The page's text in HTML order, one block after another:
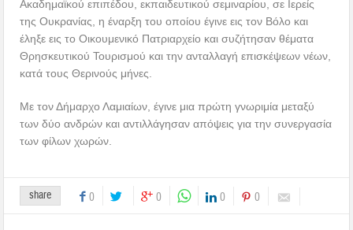
Ακαδημαϊκού επιπέδου, εκπαιδευτικού σεμιναρίου, σε Ιερείς
της Ουκρανίας, η έναρξη του οποίου έγινε εις τον Βόλο και
έληξε εις το Οικουμενικό Πατριαρχείο και συζήτησαν θέματα
Θρησκευτικού Τουρισμού και την ανταλλαγή επισκέψεων νέων,
κατά τους Θερινούς μήνες.
Με τον Δήμαρχο Λαμιαίων, έγινε μια πρώτη γνωριμία μεταξύ
των δύο ανδρών και αντιλλάγησαν απόψεις για την συνεργασία
των φίλων χωρών.
share 0 0 0 0